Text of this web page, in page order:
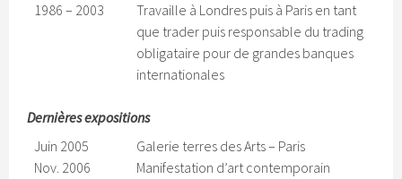
1986 – 2003
Travaille à Londres puis à Paris en tant
que trader puis responsable du trading
obligataire pour de grandes banques
internationales
Dernières expositions
Juin 2005
Galerie terres des Arts – Paris
Nov. 2006
Manifestation d’art contemporain